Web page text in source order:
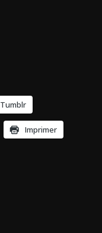
Tumblr
Imprimer